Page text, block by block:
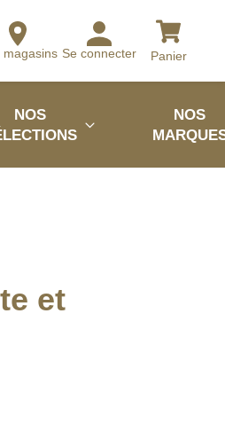
magasins Se connecter Panier
NOS
NOS
et